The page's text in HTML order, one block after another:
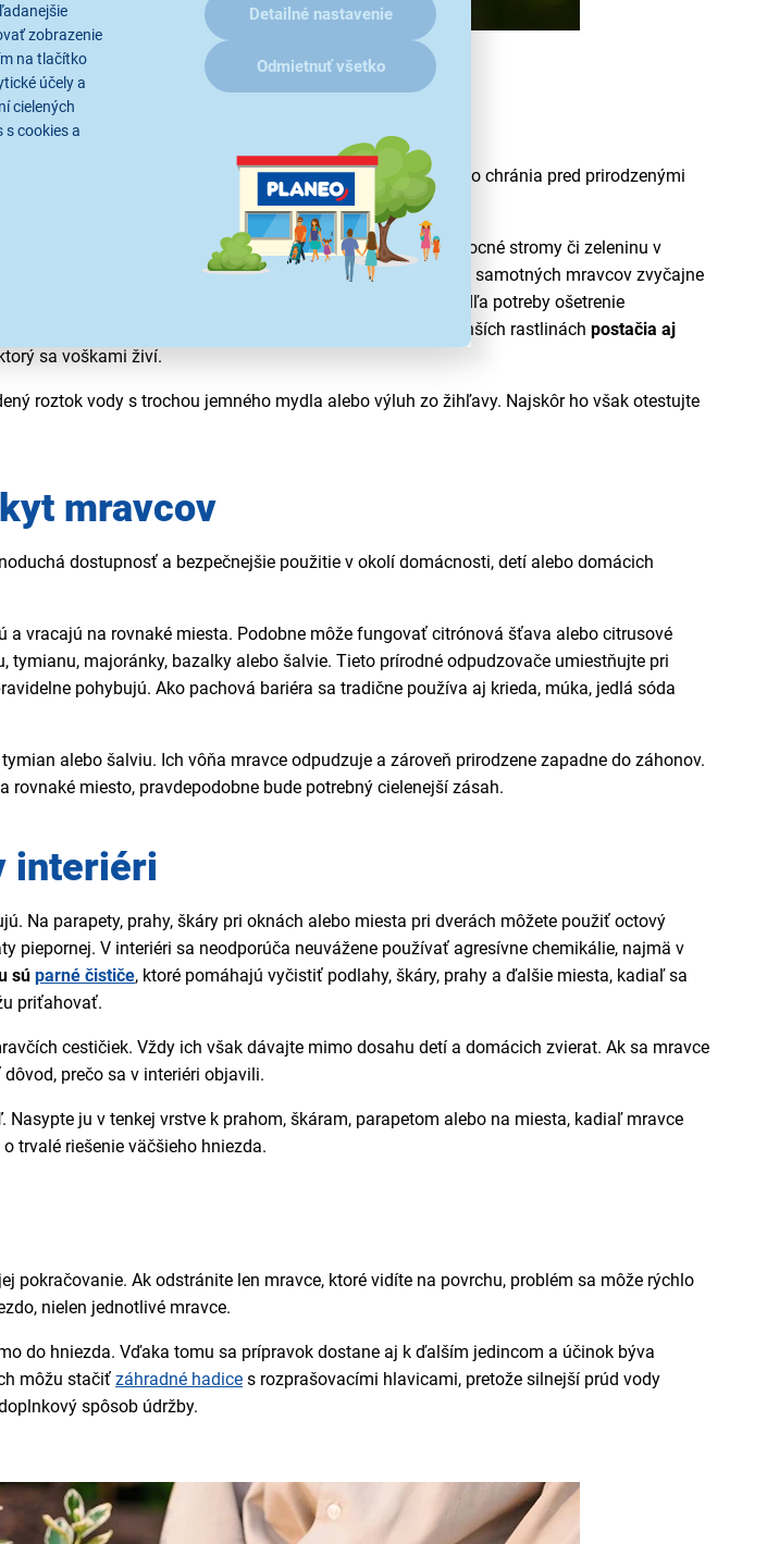
zobrazenie
na tlačítko
účely a
cielených
s cookies a
Detailné nastavenie
Odmietnuť všetko
mravce vyhľadávajú ako zdroj potravy. Zároveň ich často chránia pred prirodzenými
najmä spodnú stranu listov, mladé výhonky, ruže, ovocné stromy či zeleninu v
je vhodné riešiť mravce aj vošky súčasne. Odstránenie samotných mravcov zvyčajne
množstvo vošiek možno zmyť silnejším prúdom vody a podľa potreby ošetrenie
a záhonov sú
, pri menších rastlinách postačia aj
sa voškami živí.
roztok vody s trochou jemného mydla alebo výluh zo žihľavy. Najskôr ho však otestujte
mravcov
dostupnosť a bezpečnejšie použitie v okolí domácnosti, detí alebo domácich
a vracajú na rovnaké miesta. Podobne môže fungovať citrónová šťava alebo citrusové
majoránky, bazalky alebo šalvie. Tieto prírodné odpudzovače umiestňujte pri
pohybujú. Ako pachová bariéra sa tradične používa aj krieda, múka, jedlá sóda
alebo šalviu. Ich vôňa mravce odpudzuje a zároveň prirodzene zapadne do záhonov.
miesto, pravdepodobne bude potrebný cielenejší zásah.
interiéri
Na parapety, prahy, škáry pri oknách alebo miesta pri dverách môžete použiť octový
piepornej. V interiéri sa neodporúča neuvážene používať agresívne chemikálie, najmä v
sú parné čističe, ktoré pomáhajú vyčistiť podlahy, škáry, prahy a ďalšie miesta, kadiaľ sa
priťahovať.
cestičiek. Vždy ich však dávajte mimo dosahu detí a domácich zvierat. Ak sa mravce
prečo sa v interiéri objavili.
. Nasypte ju v tenkej vrstve k prahom, škáram, parapetom alebo na miesta, kadiaľ mravce
trvalé riešenie väčšieho hniezda.
Ak odstránite len mravce, ktoré vidíte na povrchu, problém sa môže rýchlo
nielen jednotlivé mravce.
do hniezda. Vďaka tomu sa prípravok dostane aj k ďalším jedincom a účinok býva
môžu stačiť záhradné hadice s rozprašovacími hlavicami, pretože silnejší prúd vody
spôsob údržby.